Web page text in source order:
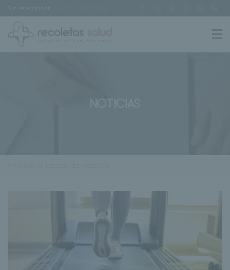
NOTICIAS